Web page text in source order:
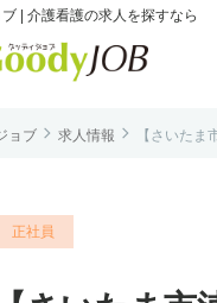
| 介護看護の求人を探すなら
ョブ  求人情報  【さいた
正社員